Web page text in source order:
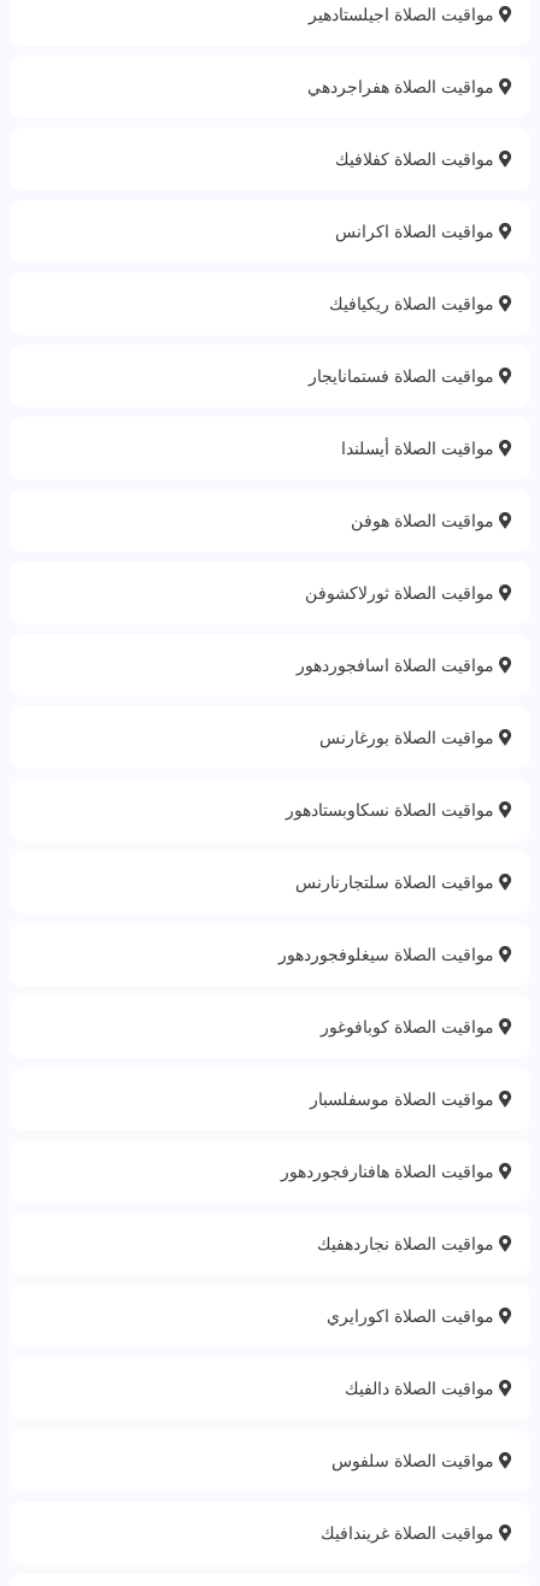
مواقيت الصلاة اجيلستادهير
مواقيت الصلاة هفراجردهي
مواقيت الصلاة كفلافيك
مواقيت الصلاة اكرانس
مواقيت الصلاة ريكيافيك
مواقيت الصلاة فستمانايجار
مواقيت الصلاة أيسلندا
مواقيت الصلاة هوفن
مواقيت الصلاة ثورلاكشوفن
مواقيت الصلاة اسافجوردهور
مواقيت الصلاة بورغارنس
مواقيت الصلاة نسكاوبستادهور
مواقيت الصلاة سلتجارنارنس
مواقيت الصلاة سيغلوفجوردهور
مواقيت الصلاة كوبافوغور
مواقيت الصلاة موسفلسبار
مواقيت الصلاة هافنارفجوردهور
مواقيت الصلاة نجاردهفيك
مواقيت الصلاة اكورايري
مواقيت الصلاة دالفيك
مواقيت الصلاة سلفوس
مواقيت الصلاة غريندافيك